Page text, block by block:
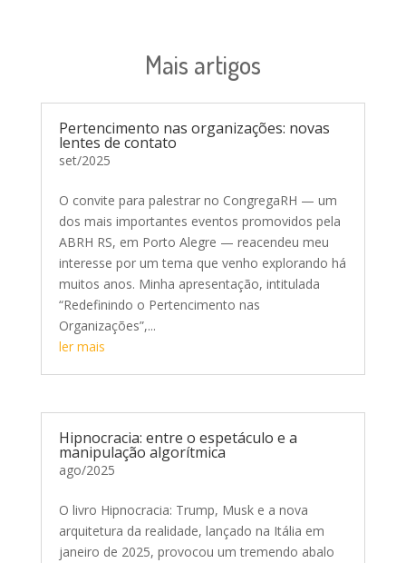
Mais artigos
Pertencimento nas organizações: novas
lentes de contato
set/2025
O convite para palestrar no CongregaRH — um
dos mais importantes eventos promovidos pela
ABRH RS, em Porto Alegre — reacendeu meu
interesse por um tema que venho explorando há
muitos anos. Minha apresentação, intitulada
“Redefinindo o Pertencimento nas
Organizações”,...
ler mais
Hipnocracia: entre o espetáculo e a
manipulação algorítmica
ago/2025
O livro Hipnocracia: Trump, Musk e a nova
arquitetura da realidade, lançado na Itália em
janeiro de 2025, provocou um tremendo abalo